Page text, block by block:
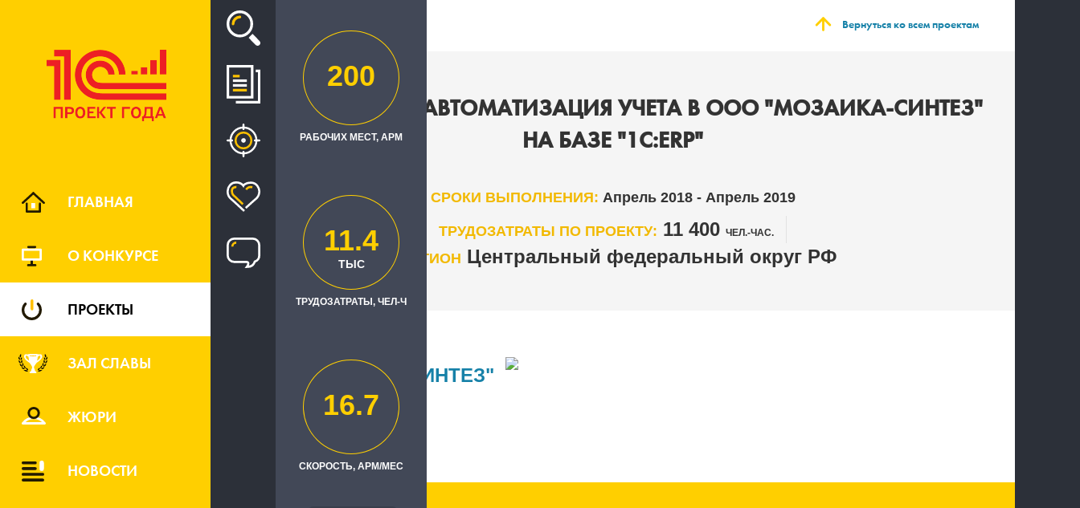
ГЛАВНАЯ
О КОНКУРСЕ
ПРОЕКТЫ
ЗАЛ СЛАВЫ
ЖЮРИ
НОВОСТИ
Проект Вернуться ко всем проектам
"КОМПЛЕКСНАЯ АВТОМАТИЗАЦИЯ УЧЕТА В ООО "МОЗАИКА-СИНТЕЗ"
НА БАЗЕ "1С:ERP"
СРОКИ ВЫПОЛНЕНИЯ: Апрель 2018 - Апрель 2019
ТРУДОЗАТРАТЫ ПО ПРОЕКТУ: 11 400 ЧЕЛ.-ЧАС.
РЕГИОН Центральный федеральный округ РФ
200
РАБОЧИХ МЕСТ, АРМ
11.4
ТЫС
ТРУДОЗАТРАТЫ, ЧЕЛ-Ч
16.7
СКОРОСТЬ, АРМ/МЕС
ООО "МОЗАИКА-СИНТЕЗ"
Исполнитель
"Портал-Юг"